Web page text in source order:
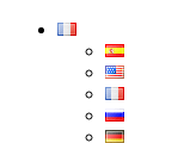
Condorchem